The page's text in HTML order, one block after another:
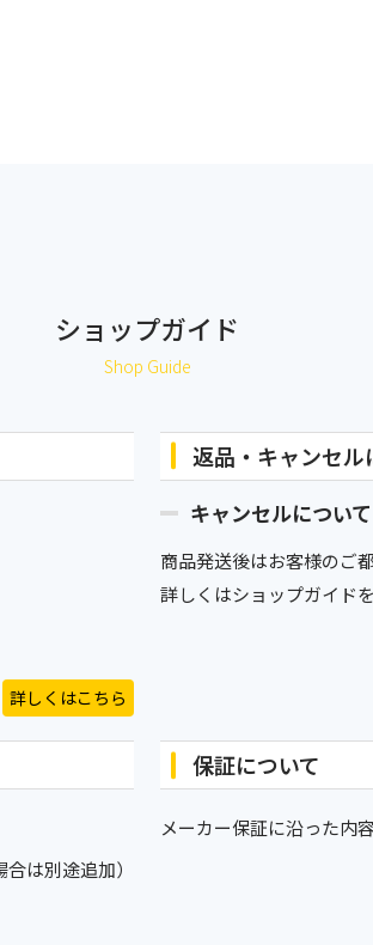
ショップガイド
Shop Guide
詳しくはこちら
返品・キャンセル
キャンセルについて
商品発送後はお客様のご
詳しくはショップガイド
は別途追加）
保証について
メーカー保証に沿った内